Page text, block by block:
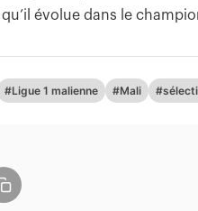
évolue dans le
#Ligue 1 malienne #Mali